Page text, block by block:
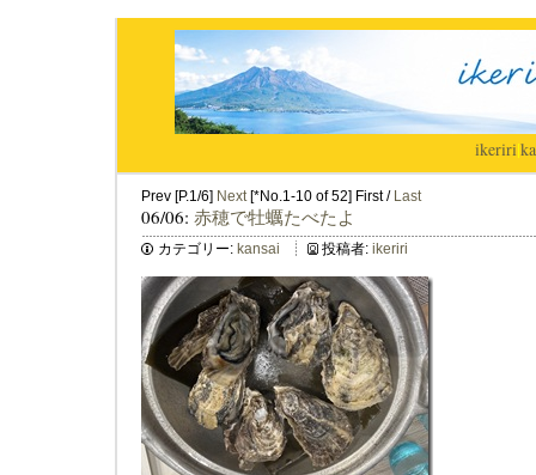
ikeriri|
Prev [P.1/6] Next[*No.1-10 of 52] First / Last
06/06: 赤穂で牡蠣たべたよ
カテゴリー: kansai 投稿者: ikeriri